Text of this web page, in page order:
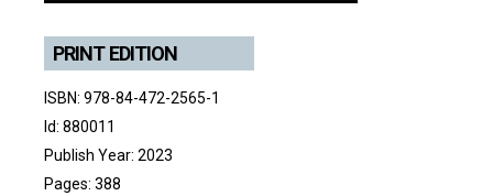
PRINT EDITION
ISBN: 978-84-472-2565-1
Id: 880011
Publish Year: 2023
Pages: 388